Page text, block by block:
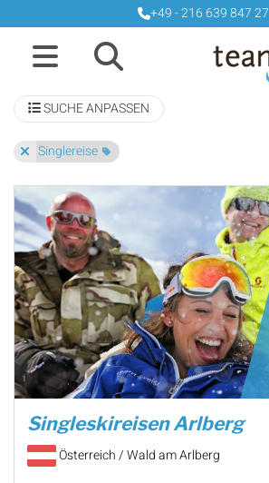
+49 - 216 639 847 27
SUCHE ANPASSEN
Singlereise
Singleskireisen Arlberg
Österreich / Wald am Arlberg